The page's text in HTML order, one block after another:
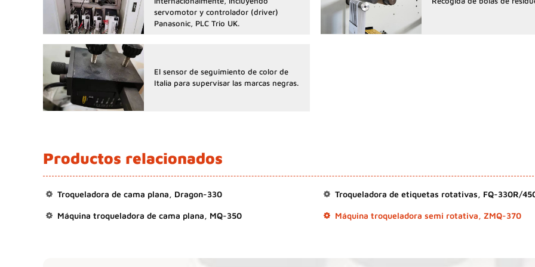
servomotor y controlador (driver)
Panasonic, PLC Trio UK.
El sensor de seguimiento de color de
Italia para supervisar las marcas negras.
Productos relacionados
Troqueladora de cama plana, Dragon-330 Troqueladora de etiquetas rotativas, FQ-330R/
Máquina troqueladora de cama plana, MQ-350 Máquina troqueladora semi rotativa, ZMQ-370